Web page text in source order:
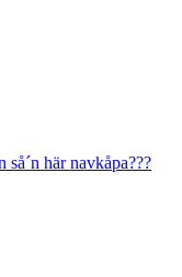
här navkåpa???